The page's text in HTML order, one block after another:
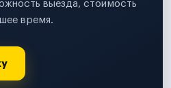
выезда, стоимость
время.